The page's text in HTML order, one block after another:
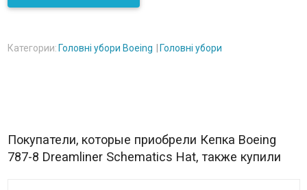
Категории: Головні убори Boeing Головні убори
Покупатели, которые приобрели Кепка Boeing
787-8 Dreamliner Schematics Hat, также купили